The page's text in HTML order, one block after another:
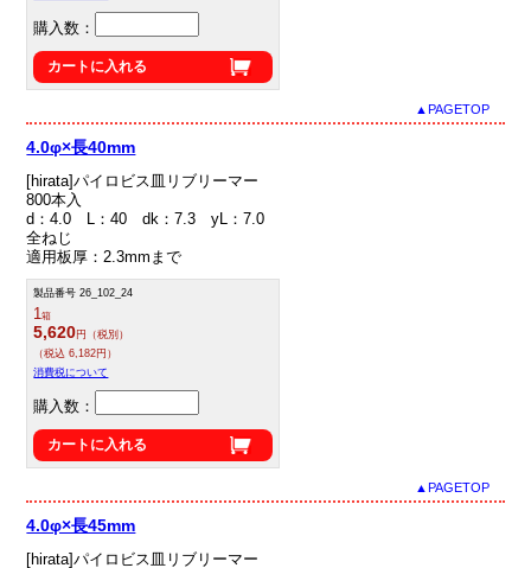
購入数：
カートに入れる
▲PAGETOP
4.0φ×長40mm
[hirata]パイロビス皿リブリーマー
800本入
d：4.0 L：40 dk：7.3 yL：7.0
全ねじ
適用板厚：2.3mmまで
製品番号 26_102_24
1箱
5,620円（税別）
（税込 6,182円）
消費税について
購入数：
カートに入れる
▲PAGETOP
4.0φ×長45mm
[hirata]パイロビス皿リブリーマー